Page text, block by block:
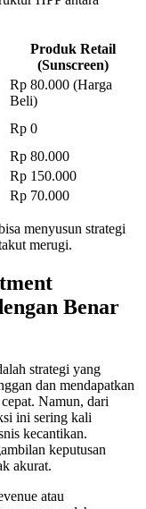
Produk Retail
(Sunscreen)
Rp 80.000 (Harga
Beli)
Rp 0
Rp 80.000
Rp 150.000
Rp 70.000
menyusun strategi
merugi.
Benar
strategi yang
dan mendapatkan
Namun, dari
ini sering kali
kecantikan.
keputusan
akurat.
atau